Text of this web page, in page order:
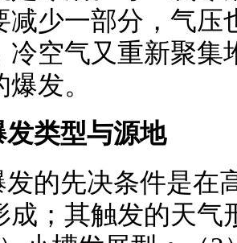
减少一部分，气压
冷空气又重新聚集
发。
发类型与源地
发的先决条件是在
成；其触发的天气